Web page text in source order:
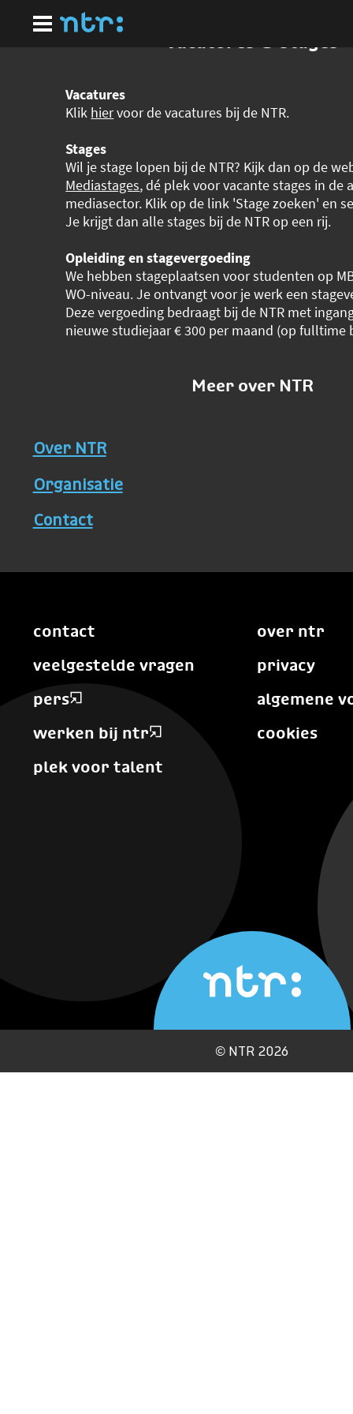
hoofdinhoud
Vacatures & stages
Vacatures
Klik hiervoor de vacatures bij de NTR.
Stages
Wil je stage lopen bij de NTR? Kijk dan op de
Mediastages, dé plek voor vacante stages in de
mediasector. Klik op de link 'Stage zoeken' en
Je krijgt dan alle stages bij de NTR op een rij.
Opleiding en stagevergoeding
We hebben stageplaatsen voor studenten op
WO-niveau. Je ontvangt voor je werk een
Deze vergoeding bedraagt bij de NTR met
nieuwe studiejaar € 300 per maand (op fulltime
Meer over NTR
Over NTR
Organisatie
Contact
contact
veelgestelde vragen
pers
werken bij ntr
plek voor talent
over ntr
privacy
algemene
cookies
© NTR 2026